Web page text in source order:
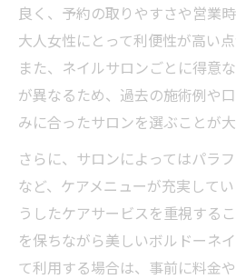
良く、予約の取りやすさや営業
大人女性にとって利便性が高い
また、ネイルサロンごとに得意
が異なるため、過去の施術例や
みに合ったサロンを選ぶことが大
さらに、サロンによってはパラ
など、ケアメニューが充実して
うしたケアサービスを重視する
を保ちながら美しいボルドーネ
て利用する場合は、事前に料金